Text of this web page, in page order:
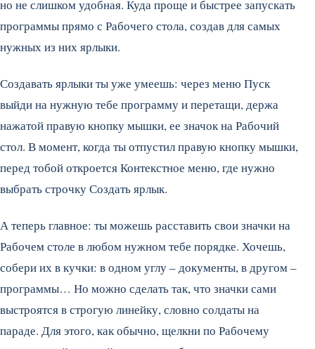
но не слишком удобная. Куда проще и быстрее запускать
программы прямо с Рабочего стола, создав для самых
нужных из них ярлыки.
Создавать ярлыки ты уже умеешь: через меню Пуск
выйди на нужную тебе программу и перетащи, держа
нажатой правую кнопку мышки, ее значок на Рабочий
стол. В момент, когда ты отпустил правую кнопку мышки,
перед тобой откроется Контекстное меню, где нужно
выбрать строчку Создать ярлык.
А теперь главное: ты можешь расставить свои значки на
Рабочем столе в любом нужном тебе порядке. Хочешь,
собери их в кучки: в одном углу – документы, в другом –
программы… Но можно сделать так, что значки сами
выстроятся в строгую линейку, словно солдаты на
параде. Для этого, как обычно, щелкни по Рабочему